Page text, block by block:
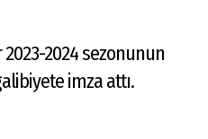
2024 sezonunun
imza attı.